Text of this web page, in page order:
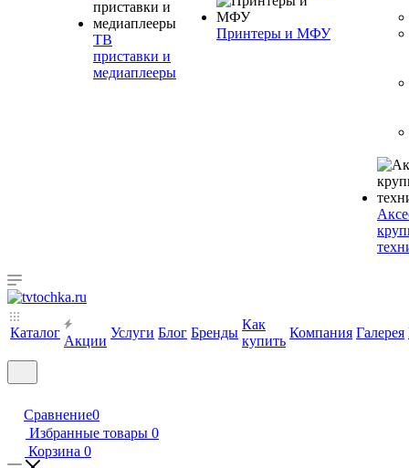
ТВ
приставки и
медиаплееры
Принтеры и МФУ
Каталог
Акции
Услуги Блог Бренды
Как
купить
Компания Галерея
Сравнение0
Избранные товары 0
Корзина 0